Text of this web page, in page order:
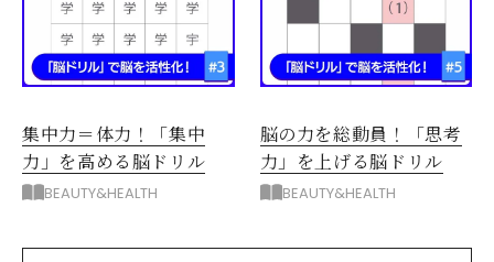
集中力＝体力！「集中
力」を高める脳ドリル
BEAUTY&HEALTH
脳の力を総動員！「思考
力」を上げる脳ドリル
BEAUTY&HEALTH